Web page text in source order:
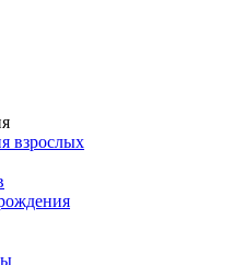
взрослых